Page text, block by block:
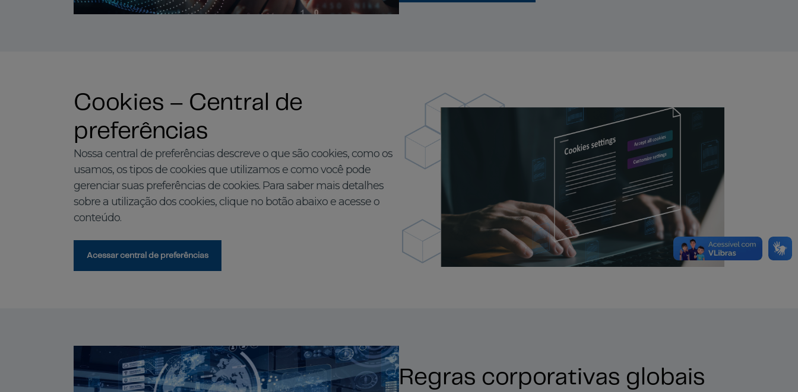
Cookies – Central de
preferências
Nossa central de preferências descreve o que são cookies, como os
usamos, os tipos de cookies que utilizamos e como você pode
gerenciar suas preferências de cookies. Para saber mais detalhes
sobre a utilização dos cookies, clique no botão abaixo e acesse o
conteúdo.
Acessar central de preferências
Regras corporativas globais